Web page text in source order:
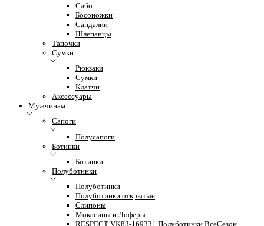
Сабо
Босоножки
Сандалии
Шлепанцы
Тапочки
Сумки
Рюкзаки
Сумки
Клатчи
Аксессуары
Мужчинам
Сапоги
Полусапоги
Ботинки
Ботинки
Полуботинки
Полуботинки
Полуботинки открытые
Слипоны
Мокасины и Лоферы
RESPECT VK83-169331 Полуботинки ВсеСезон